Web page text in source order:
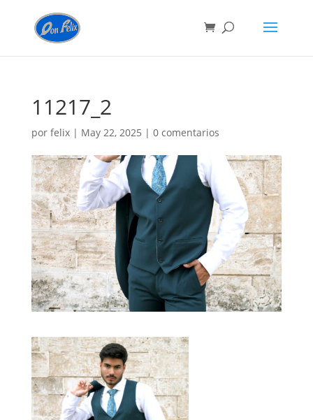
11217_2
por felix| May 22, 2025 | 0 comentarios